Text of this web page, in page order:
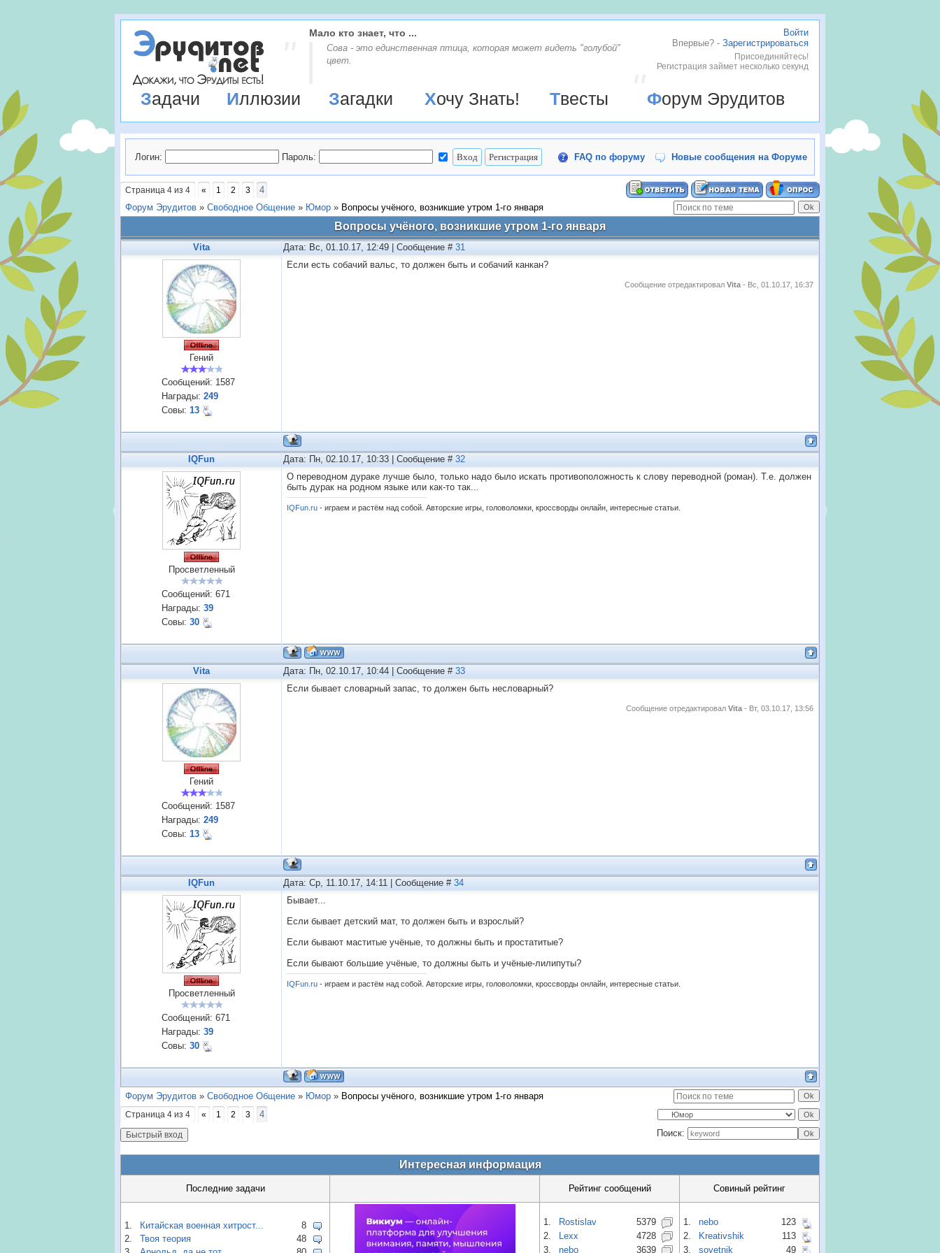
Войти
Впервые? - Зарегистрироваться
Присоединяйтесь!
Регистрация займет несколько секунд
Мало кто знает, что ...
Сова - это единственная птица, которая может видеть "голубой"
цвет.
Задачи Иллюзии Загадки Хочу Знать! Твесты Форум Эрудитов
Логин: Пароль: FAQ по форуму Новые сообщения на Форуме
Страница 4 из 4 « 1 2 3
4
Форум Эрудитов » Свободное Общение » Юмор » Вопросы учёного, возникшие утром 1-го января
Вопросы учёного, возникшие утром 1-го января
Vita Дата: Вс, 01.10.17, 12:49 | Сообщение # 31
Гений
Сообщений: 1587
Награды: 249
Совы: 13
Если есть собачий вальс, то должен быть и собачий канкан?
Сообщение отредактировал Vita - Вс, 01.10.17, 16:37
IQFun Дата: Пн, 02.10.17, 10:33 | Сообщение # 32
Просветленный
Сообщений: 671
Награды: 39
Совы: 30
О переводном дураке лучше было, только надо было искать противоположность к слову переводной (роман). Т.е. должен
быть дурак на родном языке или как-то так...
IQFun.ru - играем и растём над собой. Авторские игры, головоломки, кроссворды онлайн, интересные статьи.
Vita Дата: Пн, 02.10.17, 10:44 | Сообщение # 33
Гений
Сообщений: 1587
Награды: 249
Совы: 13
Если бывает словарный запас, то должен быть несловарный?
Сообщение отредактировал Vita - Вт, 03.10.17, 13:56
IQFun Дата: Ср, 11.10.17, 14:11 | Сообщение # 34
Просветленный
Сообщений: 671
Награды: 39
Совы: 30
Бывает...
Если бывает детский мат, то должен быть и взрослый?
Если бывают маститые учёные, то должны быть и простатитые?
Если бывают большие учёные, то должны быть и учёные-лилипуты?
IQFun.ru - играем и растём над собой. Авторские игры, головоломки, кроссворды онлайн, интересные статьи.
Форум Эрудитов » Свободное Общение » Юмор » Вопросы учёного, возникшие утром 1-го января
Страница 4 из 4 « 1 2 3
4
Поиск:
Интересная информация
Последние задачи Рейтинг сообщений Совиный рейтинг
1. Китайская военная хитрост...
8
2.
Твоя теория
48
1. Rostislav
5379
2.
Lexx
4728
3.
nebo 3639
1. nebo
123
2.
Kreativshik
113
3.
sovetnik 49